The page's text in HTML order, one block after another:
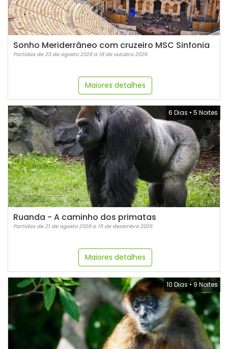
Sonho Meriderrâneo com cruzeiro MSC Sinfonia
Partidas de 23 de agosto 2026 a 18 de outubro 2026
Maiores detalhes
6 Dias • 5 Noites
Ruanda - A caminho dos primatas
Partidas de 21 de agosto 2026 a 15 de dezembro 2026
Maiores detalhes
10 Dias • 9 Noites